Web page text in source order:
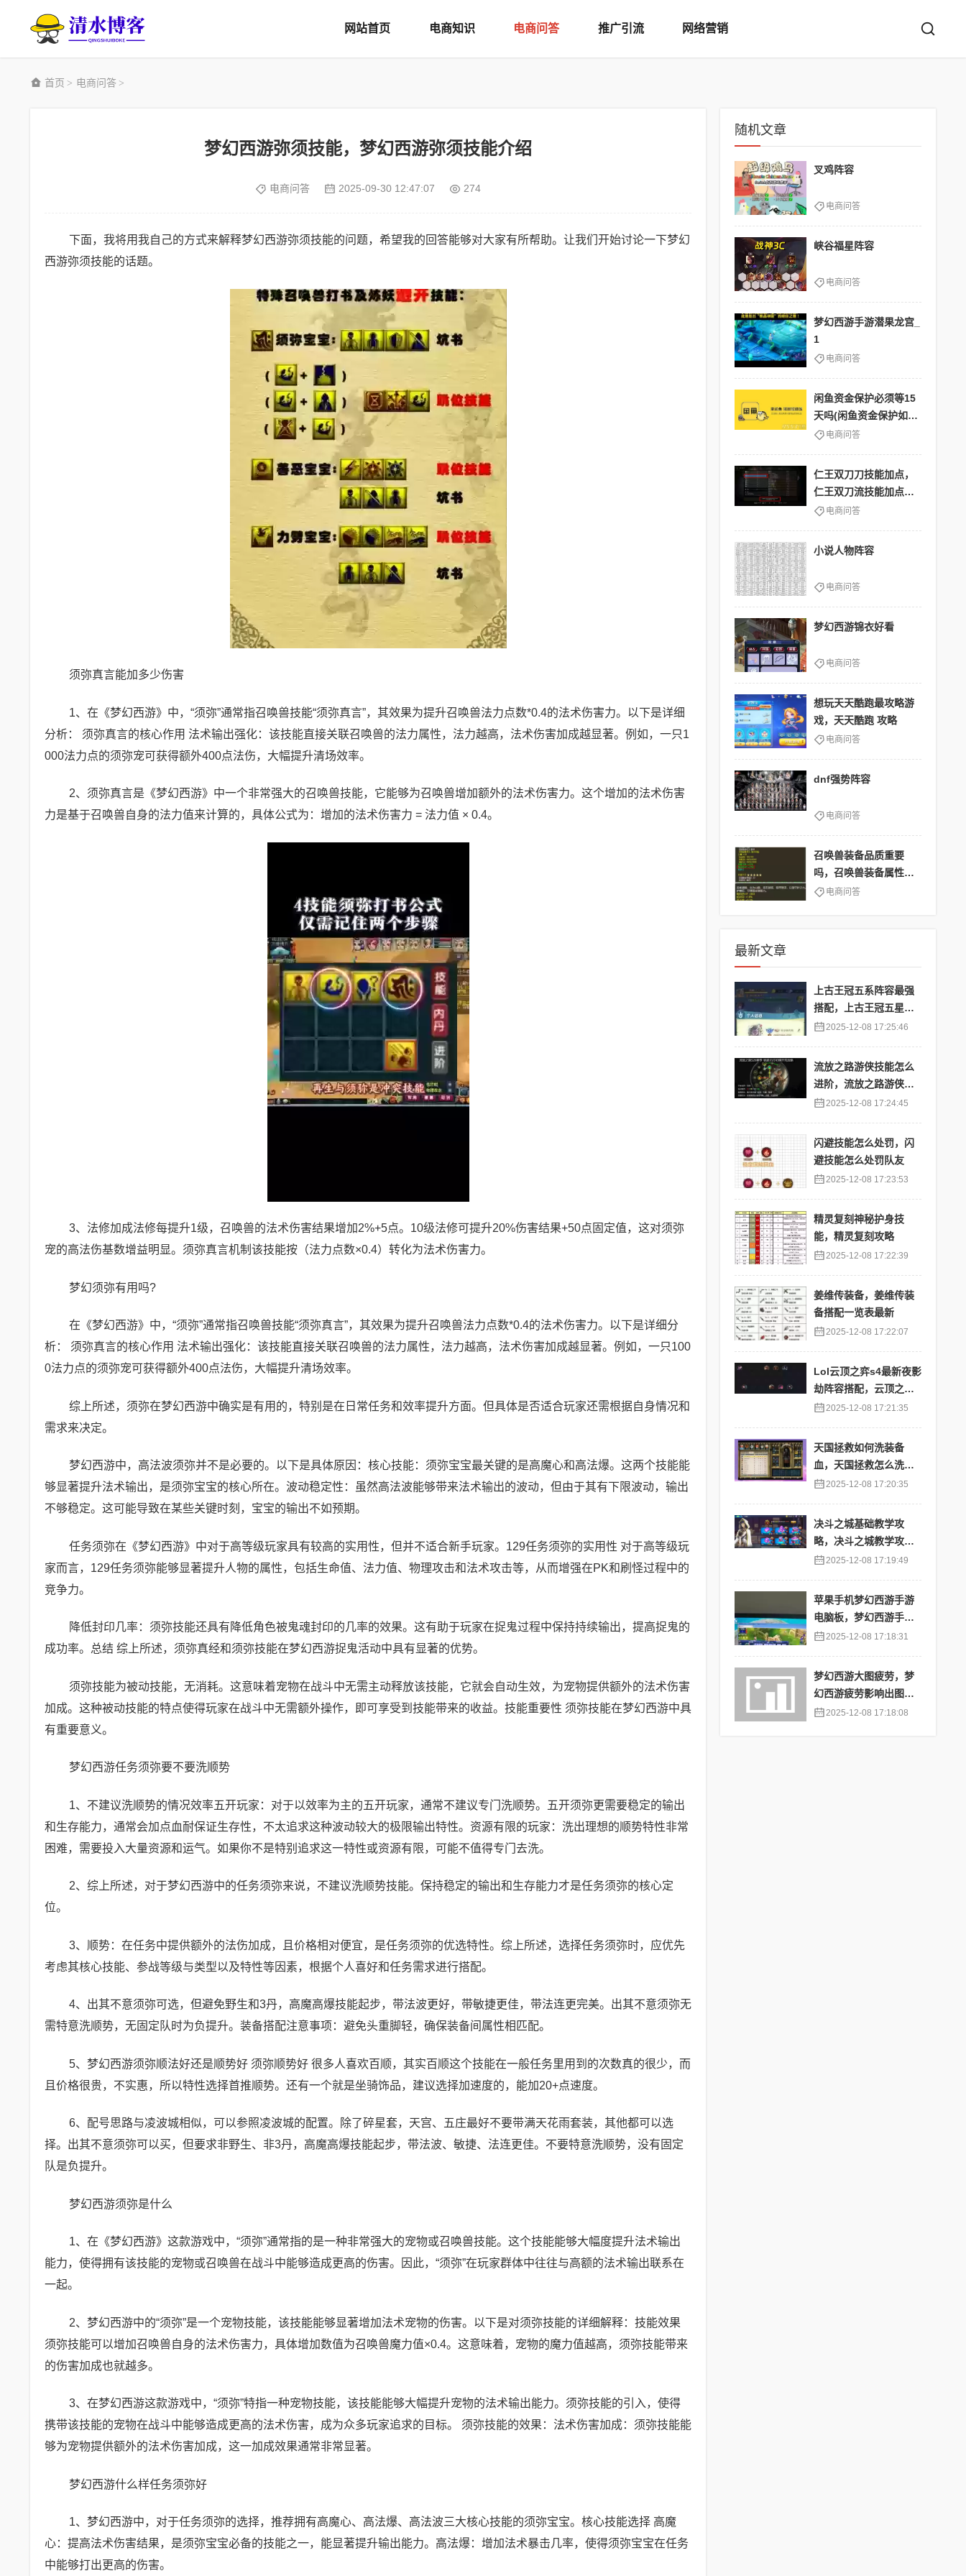
网站首页 电商知识 电商问答 推广引流 网络营销
首页 > 电商问答 >
梦幻西游弥须技能，梦幻西游弥须技能介绍
电商问答 2025-09-30 12:47:07 274
下面，我将用我自己的方式来解释梦幻西游弥须技能的问题，希望我的回答能够对大家有所帮助。让我们开始讨论一下梦幻
西游弥须技能的话题。
须弥真言能加多少伤害
1、在《梦幻西游》中，“须弥”通常指召唤兽技能“须弥真言”，其效果为提升召唤兽法力点数*0.4的法术伤害力。以下是详细
分析： 须弥真言的核心作用 法术输出强化：该技能直接关联召唤兽的法力属性，法力越高，法术伤害加成越显著。例如，一只1
000法力点的须弥宠可获得额外400点法伤，大幅提升清场效率。
2、须弥真言是《梦幻西游》中一个非常强大的召唤兽技能，它能够为召唤兽增加额外的法术伤害力。这个增加的法术伤害
力是基于召唤兽自身的法力值来计算的，具体公式为：增加的法术伤害力 = 法力值 × 0.4。
3、法修加成法修每提升1级，召唤兽的法术伤害结果增加2%+5点。10级法修可提升20%伤害结果+50点固定值，这对须弥
宠的高法伤基数增益明显。须弥真言机制该技能按（法力点数×0.4）转化为法术伤害力。
梦幻须弥有用吗?
在《梦幻西游》中，“须弥”通常指召唤兽技能“须弥真言”，其效果为提升召唤兽法力点数*0.4的法术伤害力。以下是详细分
析： 须弥真言的核心作用 法术输出强化：该技能直接关联召唤兽的法力属性，法力越高，法术伤害加成越显著。例如，一只100
0法力点的须弥宠可获得额外400点法伤，大幅提升清场效率。
综上所述，须弥在梦幻西游中确实是有用的，特别是在日常任务和效率提升方面。但具体是否适合玩家还需根据自身情况和
需求来决定。
梦幻西游中，高法波须弥并不是必要的。以下是具体原因：核心技能：须弥宝宝最关键的是高魔心和高法爆。这两个技能能
够显著提升法术输出，是须弥宝宝的核心所在。波动稳定性：虽然高法波能够带来法术输出的波动，但由于其有下限波动，输出
不够稳定。这可能导致在某些关键时刻，宝宝的输出不如预期。
任务须弥在《梦幻西游》中对于高等级玩家具有较高的实用性，但并不适合新手玩家。129任务须弥的实用性 对于高等级玩
家而言，129任务须弥能够显著提升人物的属性，包括生命值、法力值、物理攻击和法术攻击等，从而增强在PK和刷怪过程中的
竞争力。
降低封印几率：须弥技能还具有降低角色被鬼魂封印的几率的效果。这有助于玩家在捉鬼过程中保持持续输出，提高捉鬼的
成功率。总结 综上所述，须弥真经和须弥技能在梦幻西游捉鬼活动中具有显著的优势。
须弥技能为被动技能，无消耗。这意味着宠物在战斗中无需主动释放该技能，它就会自动生效，为宠物提供额外的法术伤害
加成。这种被动技能的特点使得玩家在战斗中无需额外操作，即可享受到技能带来的收益。技能重要性 须弥技能在梦幻西游中具
有重要意义。
梦幻西游任务须弥要不要洗顺势
1、不建议洗顺势的情况效率五开玩家：对于以效率为主的五开玩家，通常不建议专门洗顺势。五开须弥更需要稳定的输出
和生存能力，通常会加点血耐保证生存性，不太追求这种波动较大的极限输出特性。资源有限的玩家：洗出理想的顺势特性非常
困难，需要投入大量资源和运气。如果你不是特别追求这一特性或资源有限，可能不值得专门去洗。
2、综上所述，对于梦幻西游中的任务须弥来说，不建议洗顺势技能。保持稳定的输出和生存能力才是任务须弥的核心定
位。
3、顺势：在任务中提供额外的法伤加成，且价格相对便宜，是任务须弥的优选特性。综上所述，选择任务须弥时，应优先
考虑其核心技能、参战等级与类型以及特性等因素，根据个人喜好和任务需求进行搭配。
4、出其不意须弥可选，但避免野生和3丹，高魔高爆技能起步，带法波更好，带敏捷更佳，带法连更完美。出其不意须弥无
需特意洗顺势，无固定队时为负提升。装备搭配注意事项：避免头重脚轻，确保装备间属性相匹配。
5、梦幻西游须弥顺法好还是顺势好 须弥顺势好 很多人喜欢百顺，其实百顺这个技能在一般任务里用到的次数真的很少，而
且价格很贵，不实惠，所以特性选择首推顺势。还有一个就是坐骑饰品，建议选择加速度的，能加20+点速度。
6、配号思路与凌波城相似，可以参照凌波城的配置。除了碎星套，天宫、五庄最好不要带满天花雨套装，其他都可以选
择。出其不意须弥可以买，但要求非野生、非3丹，高魔高爆技能起步，带法波、敏捷、法连更佳。不要特意洗顺势，没有固定
队是负提升。
梦幻西游须弥是什么
1、在《梦幻西游》这款游戏中，“须弥”通常指的是一种非常强大的宠物或召唤兽技能。这个技能能够大幅度提升法术输出
能力，使得拥有该技能的宠物或召唤兽在战斗中能够造成更高的伤害。因此，“须弥”在玩家群体中往往与高额的法术输出联系在
一起。
2、梦幻西游中的“须弥”是一个宠物技能，该技能能够显著增加法术宠物的伤害。以下是对须弥技能的详细解释：技能效果
须弥技能可以增加召唤兽自身的法术伤害力，具体增加数值为召唤兽魔力值×0.4。这意味着，宠物的魔力值越高，须弥技能带来
的伤害加成也就越多。
3、在梦幻西游这款游戏中，“须弥”特指一种宠物技能，该技能能够大幅提升宠物的法术输出能力。须弥技能的引入，使得
携带该技能的宠物在战斗中能够造成更高的法术伤害，成为众多玩家追求的目标。 须弥技能的效果：法术伤害加成：须弥技能能
够为宠物提供额外的法术伤害加成，这一加成效果通常非常显著。
梦幻西游什么样任务须弥好
1、梦幻西游中，对于任务须弥的选择，推荐拥有高魔心、高法爆、高法波三大核心技能的须弥宝宝。核心技能选择 高魔
心：提高法术伤害结果，是须弥宝宝必备的技能之一，能显著提升输出能力。高法爆：增加法术暴击几率，使得须弥宝宝在任务
中能够打出更高的伤害。
随机文章
叉鸡阵容
电商问答
峡谷福星阵容
电商问答
梦幻西游手游潜果龙宫_
1
电商问答
闲鱼资金保护必须等15
天吗(闲鱼资金保护如何
解除)电商问答
仁王双刀刀技能加点，
仁王双刀流技能加点装
备推荐
电商问答
小说人物阵容
电商问答
梦幻西游锦衣好看
电商问答
想玩天天酷跑最攻略游
戏，天天酷跑 攻略
电商问答
dnf强势阵容
电商问答
召唤兽装备品质重要
吗，召唤兽装备属性范
围 电商问答
最新文章
上古王冠五系阵容最强
搭配，上古王冠五星排
行 2025-12-08 17:25:46
流放之路游侠技能怎么
进阶，流放之路游侠技
能怎么进阶的
2025-12-08 17:24:45
闪避技能怎么处罚，闪
避技能怎么处罚队友
2025-12-08 17:23:53
精灵复刻神秘护身技
能，精灵复刻攻略
2025-12-08 17:22:39
姜维传装备，姜维传装
备搭配一览表最新
2025-12-08 17:22:07
Lol云顶之弈s4最新夜影
劫阵容搭配，云顶之奕
夜影劫阵容
2025-12-08 17:21:35
天国拯救如何洗装备
血，天国拯救怎么洗衣
服 2025-12-08 17:20:35
决斗之城基础教学攻
略，决斗之城教学攻略2
1112025-12-08 17:19:49
苹果手机梦幻西游手游
电脑板，梦幻西游手游
苹果端怎么在电脑上登
2025-12-08 17:18:31
梦幻西游大图疲劳，梦
幻西游疲劳影响出图率
吗 2025-12-08 17:18:08